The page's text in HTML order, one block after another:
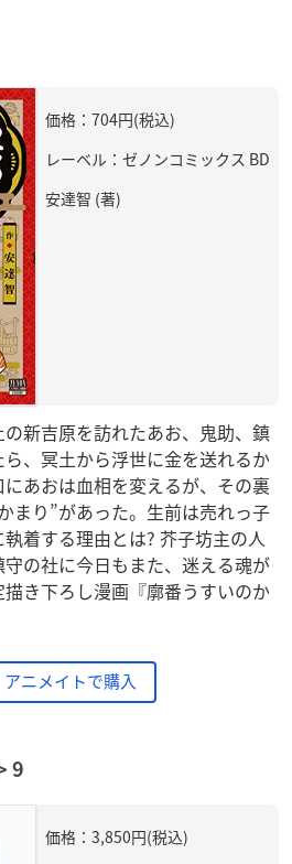
価格：704円(税込)
レーベル：ゼノンコミックス BD
安達智 (著)
新吉原を訪れたあお、鬼助、鎮
、冥土から浮世に金を送れるか
あおは血相を変えるが、その裏
まり”があった。生前は売れっ子
着する理由とは? 芥子坊主の人
の社に今日もまた、迷える魂が
き下ろし漫画『廓番うすいのか
アニメイトで購入
9
価格：3,850円(税込)